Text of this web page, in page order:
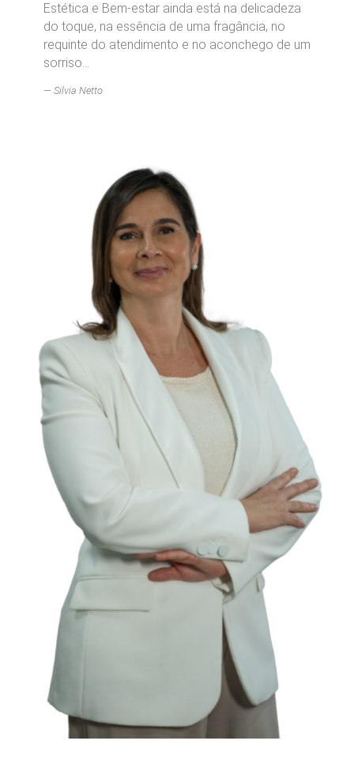
Estética e Bem-estar ainda está na delicadeza
do toque, na essência de uma fragância, no
requinte do atendimento e no aconchego de um
sorriso...
Silvia Netto